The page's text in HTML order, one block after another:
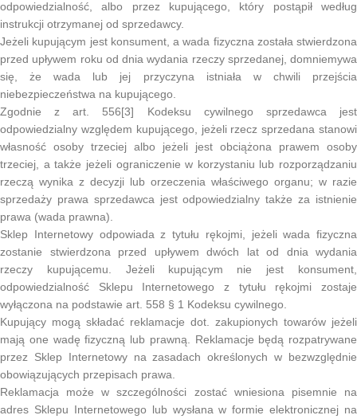
odpowiedzialność, albo przez kupującego, który postąpił według
instrukcji otrzymanej od sprzedawcy.
Jeżeli kupującym jest konsument, a wada fizyczna została stwierdzona
przed upływem roku od dnia wydania rzeczy sprzedanej, domniemywa
się, że wada lub jej przyczyna istniała w chwili przejścia
niebezpieczeństwa na kupującego.
Zgodnie z art. 556[3] Kodeksu cywilnego sprzedawca jest
odpowiedzialny względem kupującego, jeżeli rzecz sprzedana stanowi
własność osoby trzeciej albo jeżeli jest obciążona prawem osoby
trzeciej, a także jeżeli ograniczenie w korzystaniu lub rozporządzaniu
rzeczą wynika z decyzji lub orzeczenia właściwego organu; w razie
sprzedaży prawa sprzedawca jest odpowiedzialny także za istnienie
prawa (wada prawna).
Sklep Internetowy odpowiada z tytułu rękojmi, jeżeli wada fizyczna
zostanie stwierdzona przed upływem dwóch lat od dnia wydania
rzeczy kupującemu. Jeżeli kupującym nie jest konsument,
odpowiedzialność Sklepu Internetowego z tytułu rękojmi zostaje
wyłączona na podstawie art. 558 § 1 Kodeksu cywilnego.
Kupujący mogą składać reklamacje dot. zakupionych towarów jeżeli
mają one wadę fizyczną lub prawną. Reklamacje będą rozpatrywane
przez Sklep Internetowy na zasadach określonych w bezwzględnie
obowiązujących przepisach prawa.
Reklamacja może w szczególności zostać wniesiona pisemnie na
adres Sklepu Internetowego lub wysłana w formie elektronicznej na